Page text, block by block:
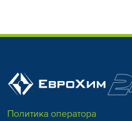
Политика оператора